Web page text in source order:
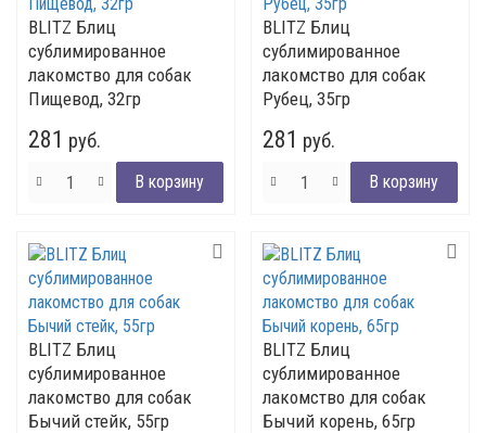
BLITZ Блиц
сублимированное
лакомство для собак
Пищевод, 32гр
281 руб.
BLITZ Блиц
сублимированное
лакомство для собак
Рубец, 35гр
281 руб.
BLITZ Блиц
сублимированное
лакомство для собак
Бычий стейк, 55гр
BLITZ Блиц
сублимированное
лакомство для собак
Бычий корень, 65гр